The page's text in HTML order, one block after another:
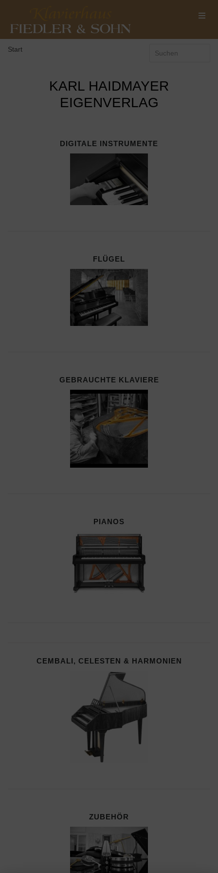
Start
KARL HAIDMAYER
EIGENVERLAG
DIGITALE INSTRUMENTE
FLÜGEL
GEBRAUCHTE KLAVIERE
PIANOS
CEMBALI, CELESTEN & HARMONIEN
ZUBEHÖR